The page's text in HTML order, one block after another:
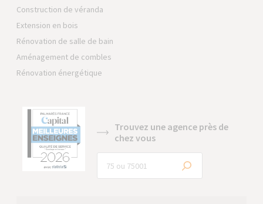
Construction de véranda
Extension en bois
Rénovation de salle de bain
Aménagement de combles
Rénovation énergétique
Trouvez une agence près de
chez vous